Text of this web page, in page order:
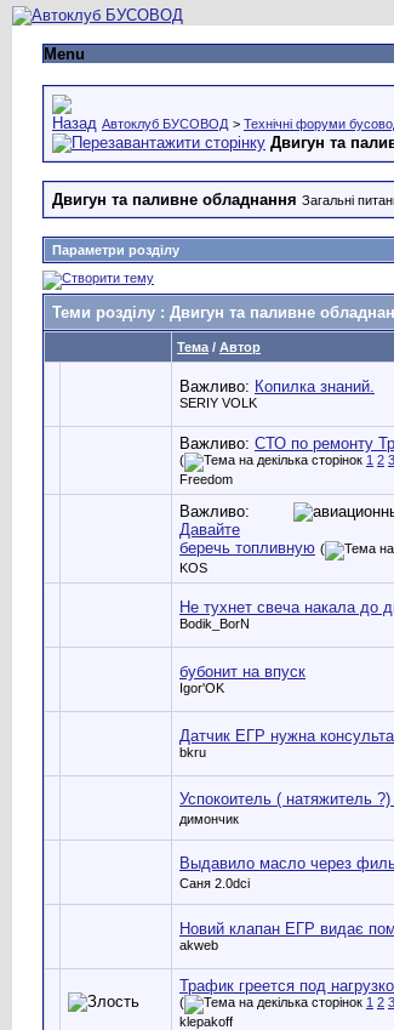
Menu
Автоклуб БУСОВОД > Технічні форуми
Двигун та
Двигун та паливне обладнання Загальні
Параметри розділу
Теми розділу : Двигун та паливне
Тема / Автор
Важливо: Копилка знаний.
SERIY VOLK
Важливо: СТО по ремонту
( 1 2 3
Freedom
Важливо:
Давайте
беречь топливную (
KOS
Не тухнет свеча накала до
Bodik_BorN
бубонит на впуск
Igor'OK
Датчик ЕГР нужна
bkru
Успокоитель ( натяжитель
димончик
Выдавило масло через
Саня 2.0dci
Новий клапан ЕГР видає
akweb
Трафик греется под
( 1 2 3
klepakoff